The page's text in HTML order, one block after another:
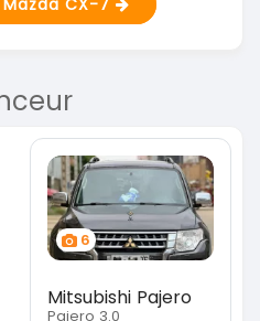
6
Mitsubishi Pajero
Pajero 3.0